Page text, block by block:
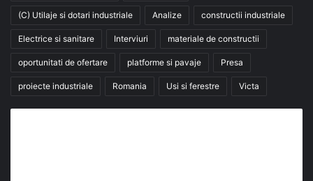
(C) Utilaje si dotari industriale Analize constructii industriale
Electrice si sanitare Interviuri materiale de constructii
oportunitati de ofertare platforme si pavaje Presa
proiecte industriale Romania Usi si ferestre Victa